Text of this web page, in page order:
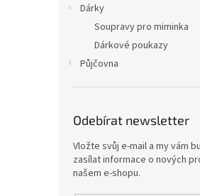
Dárky
Soupravy pro miminka
Dárkové poukazy
Půjčovna
Odebírat newsletter
Vložte svůj e-mail a my vám
zasílat informace o nových
našem e-shopu.